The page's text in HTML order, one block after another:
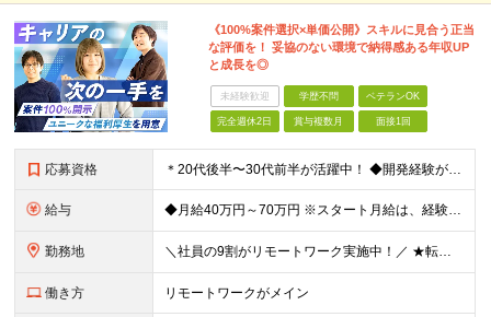
《100%案件選択×単価公開》スキルに見合う正当
な評価を！ 妥協のない環境で納得感ある年収UP
と成長を◎
未経験歓迎 学歴不問 ベテランOK
完全週休2日 賞与複数月 面接1回
応募資格 ＊20代後半〜30代前半が活躍中！ ◆開発経験が3年以上ある方（Web・オープン系システム等） ◆学歴不問 ★Java(Spring、Spring Boot)、Python(Django)、 Re
給与 ◆月給40万円～70万円 ※スタート月給は、経験・能力・前職の給与等を考慮の上で決定いたします。 ※上記金額には残業の有無に関わらず、 月30時間分の固定残業代（7万6,000円～13万3,000円
勤務地 ＼社員の9割がリモートワーク実施中！／ ★転勤ナシ！ ★UIターン歓迎！ 関東、関西、東海、九州・中国エリアの各プロジェクト先から希望を優先して決定。 ※リモート案件も多数あり！ ◆関東エリア
働き方 リモートワークがメイン